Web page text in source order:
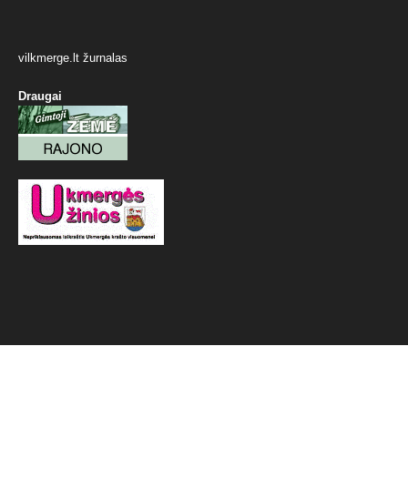
vilkmerge.lt žurnalas
Draugai